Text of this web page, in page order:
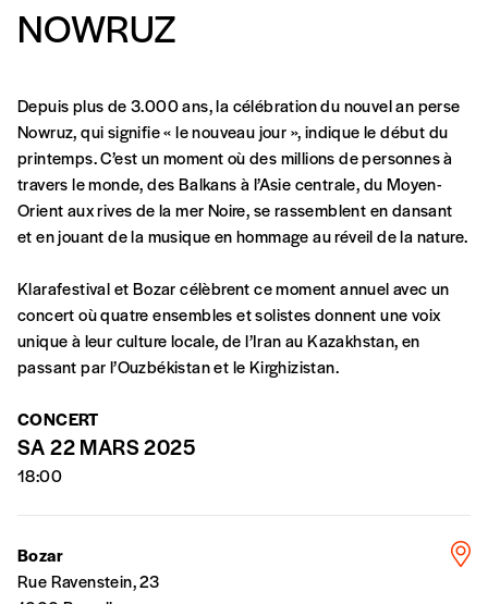
NOWRUZ
CONNEXION
Mot de passe oublié?
compte
Formulaire de
commande
A partir de 2021,Imag, le magazine de
l’interculturel, vous est proposé àPRIX LIBRE.
Le prix libre est un mode de fixation du prix
peut être une manière pour lui de payer le prix
qu’il estime juste. Dans l’objectif de rendre nos
activités et publications accessibles, et
d’affirmer notre attachement aux valeurs de
vous-mêmes le coût de notre publication.
Cette valeur peut donc être inférieure, égale
de rédaction selon vos moyens et vos
Depuis plus de 3.000 ans, la célébration du nouvel an perse
Nowruz, qui signifie « le nouveau jour », indique le début du
printemps. C’est un moment où des millions de personnes à
travers le monde, des Balkans à l’Asie centrale, du Moyen-
Orient aux rives de la mer Noire, se rassemblent en dansant
et en jouant de la musique en hommage au réveil de la nature.
Klarafestival et Bozar célèbrent ce moment annuel avec un
concert où quatre ensembles et solistes donnent une voix
unique à leur culture locale, de l’Iran au Kazakhstan, en
passant par l’Ouzbékistan et le Kirghizistan.
CONCERT
SA 22 MARS 2025
18:00
Bozar
Rue Ravenstein, 23